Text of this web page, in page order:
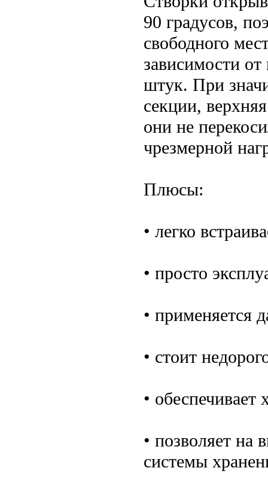
90 градусов,
свободного
зависимости
штук. При
секции,
они не
чрезмерной
Плюсы:
• легко
• просто
• применяется
• стоит
• обеспечивает
• позволяет на
системы